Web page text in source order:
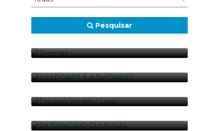
Pesquisar
01-01-2017
01-01-2017
01-01-2017